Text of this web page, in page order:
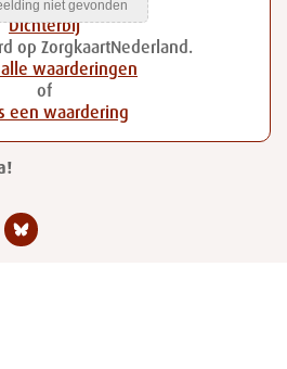
Dichterbij
op ZorgkaartNederland.
waarderingen
of
een waardering